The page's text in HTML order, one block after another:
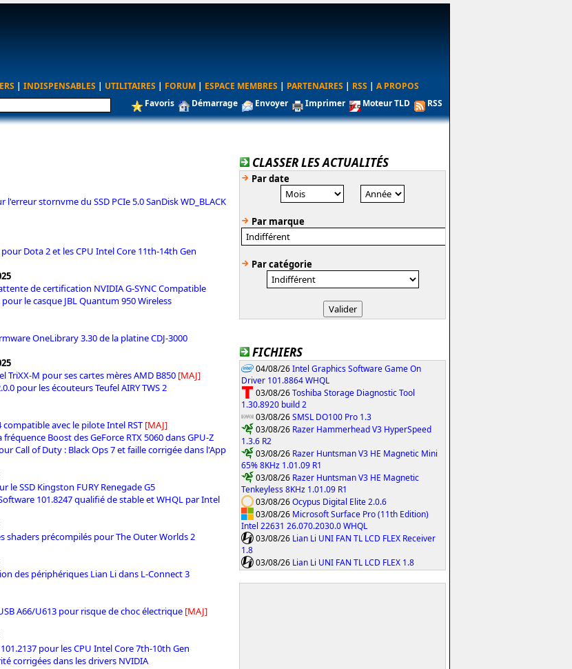
| INDISPENSABLES | UTILITAIRES | FORUM | ESPACE MEMBRES | PARTENAIRES | RSS | A PROPOS
Favoris Démarrage Envoyer Imprimer Moteur TLD RSS
l'erreur stornvme du SSD PCIe 5.0 SanDisk WD_BLACK
Dota 2 et les CPU Intel Core 11th-14th Gen
de certification NVIDIA G-SYNC Compatible
le casque JBL Quantum 950 Wireless
OneLibrary 3.30 de la platine CDJ-3000
TriXX-M pour ses cartes mères AMD B850 [MAJ]
pour les écouteurs Teufel AIRY TWS 2
compatible avec le pilote Intel RST [MAJ]
Boost des GeForce RTX 5060 dans GPU-Z
Call of Duty : Black Ops 7 et faille corrigée dans l'App
le SSD Kingston FURY Renegade G5
101.8247 qualifié de stable et WHQL par Intel
shaders précompilés pour The Outer Worlds 2
des périphériques Lian Li dans L-Connect 3
A66/U613 pour risque de choc électrique [MAJ]
pour les CPU Intel Core 7th-10th Gen
corrigées dans les drivers NVIDIA
CLASSER LES ACTUALITÉS
Par date
Par marque
Par catégorie
FICHIERS
04/08/26Intel Graphics Software Game On
Driver 101.8864 WHQL
03/08/26Toshiba Storage Diagnostic Tool
1.30.8920 build 2
03/08/26SMSL DO100 Pro 1.3
03/08/26 Razer Hammerhead V3 HyperSpeed
1.3.6 R2
03/08/26 Razer Huntsman V3 HE Magnetic Mini
65% 8KHz 1.01.09 R1
03/08/26 Razer Huntsman V3 HE Magnetic
Tenkeyless 8KHz 1.01.09 R1
03/08/26Ocypus Digital Elite 2.0.6
03/08/26 Microsoft Surface Pro (11th Edition)
Intel 22631 26.070.2030.0 WHQL
03/08/26 Lian Li UNI FAN TL LCD FLEX Receiver
1.8
03/08/26 Lian Li UNI FAN TL LCD FLEX 1.8